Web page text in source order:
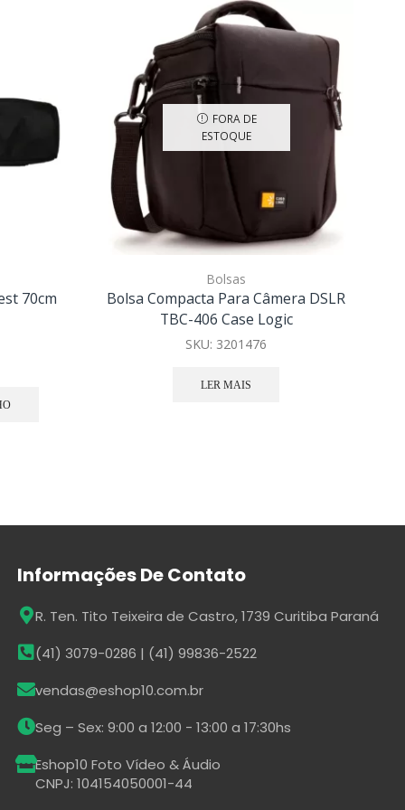
70cm
FORA DE
ESTOQUE
Bolsas
Bolsa Compacta Para Câmera DSLR
TBC-406 Case Logic
SKU: 3201476
LER MAIS
Informações De Contato
R. Ten. Tito Teixeira de Castro, 1739 Curitiba Paraná
(41) 3079-0286 | (41) 99836-2522
vendas@eshop10.com.br
Seg – Sex: 9:00 a 12:00 - 13:00 a 17:30hs
Eshop10 Foto Vídeo & Áudio
CNPJ: 104154050001-44